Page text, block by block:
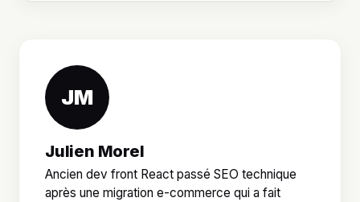
JM
Julien Morel
Ancien dev front React passé SEO technique
après une migration e-commerce qui a fait